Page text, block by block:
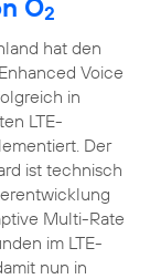
O2
hat den
Voice
in
LTE-
Der
ist technisch
Multi-Rate
im LTE-
nun in